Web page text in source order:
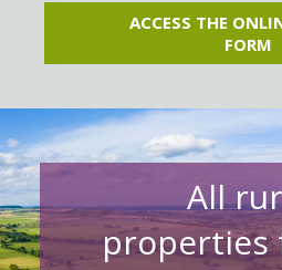
ACCESS THE
FORM
All
properties